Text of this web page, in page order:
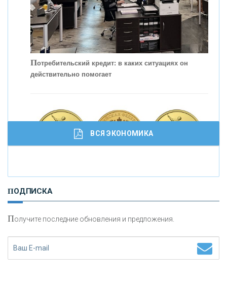
Потребительский кредит: в каких ситуациях он
действительно помогает
И
сохранения и увеличения капитала
ВСЯ ЭКОНОМИКА
ПОДПИСКА
Получите последние обновления и предложения.